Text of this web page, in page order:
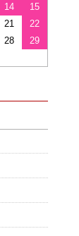
14
15
21
22
28
29